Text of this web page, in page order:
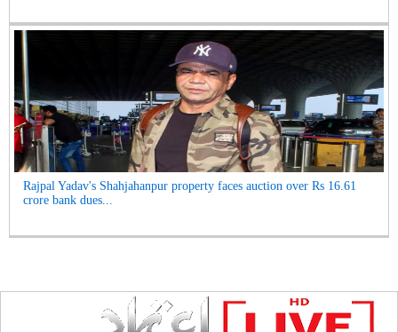
Rajpal Yadav's Shahjahanpur property faces auction over Rs 16.61
crore bank dues...